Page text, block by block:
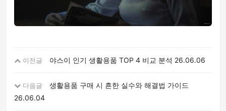
이전글 야스이 인기 생활용품 TOP 4 비교 분석 26.06.06
다음글
생활용품 구매 시 흔한 실수와 해결법 가이드
26.06.04